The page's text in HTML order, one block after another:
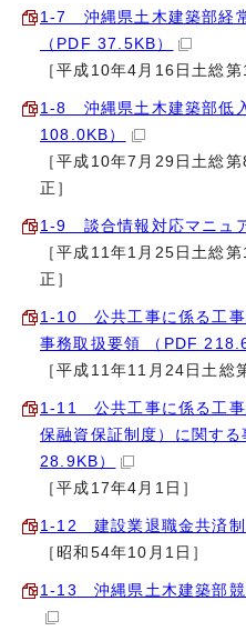
1‐7 沖縄県土木建築部経
（PDF 37.5KB）
［平成10年4月16日土総第
1‐8 沖縄県土木建築部低
108.0KB）
［平成10年7月29日土総
正］
1‐9 談合情報対応マニュ
［平成11年1月25日土総
正］
1‐10 公共工事に係る工事
事務取扱要領 （PDF
［平成11年11月24日土総
1‐11 公共工事に係る工事
保融資保証制度）に関す
28.9KB）
［平成17年4月1日］
1‐12 建設業退職金共済
［昭和54年10月1日］
1‐13 沖縄県土木建築部